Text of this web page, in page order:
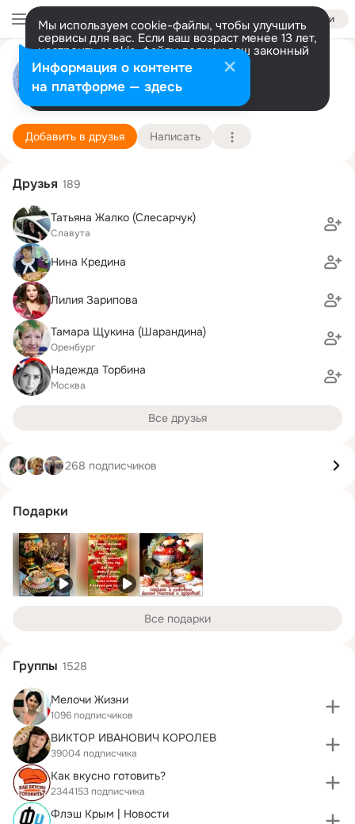
Войти
Мы используем cookie-файлы, чтобы улучшить
сервисы для вас. Если ваш возраст менее 13 лет,
настроить cookie-файлы должен ваш законный
представитель. Больше информации
Разрешить все Настроить
Любовь Гнесь(Москалева)
Оренбург 7 июня (76 лет)
Подробнее
Добавить в друзья Написать
Друзья 189
Татьяна Жалко (Слесарчук)
Славута
Нина Кредина
Лилия Зарипова
Тамара Щукина (Шарандина)
Оренбург
Надежда Торбина
Москва
Все друзья
268 подписчиков
Подарки
Все подарки
Группы 1528
Мелочи Жизни
1096 подписчиков
ВИКТОР ИВАНОВИЧ КОРОЛЕВ
39004 подписчика
Как вкусно готовить?
2344153 подписчика
Флэш Крым | Новости
Информация о контенте
на платформе — здесь